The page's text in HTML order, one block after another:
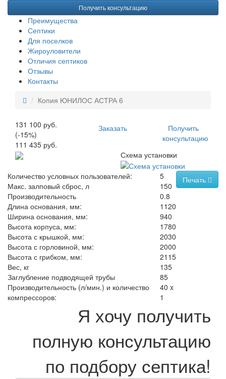
Получить консультацию
Преимущества
Септики
Для поселков
Жироуловители
Отличия септиков
Отзывы
Контакты
Копия ЮНИЛОС АСТРА 6
131 100 руб.
(-15%)
111 435 руб.
Заказать
Получить
консультацию
Схема установки
Печать
Количество условных пользователей:
5
Макс. залповый сброс, л
150
Производительность
0.8
Длина основания, мм:
1120
Ширина основания, мм:
940
Высота корпуса, мм:
1780
Высота с крышкой, мм:
2030
Высота с горловиной, мм:
2000
Высота с грибком, мм:
2115
Вес, кг
135
Заглубление подводящей трубы
85
Производительность (л/мин.) и количество
компрессоров:
40 x
1
Я хочу получить
полную консультацию
по подбору септика!